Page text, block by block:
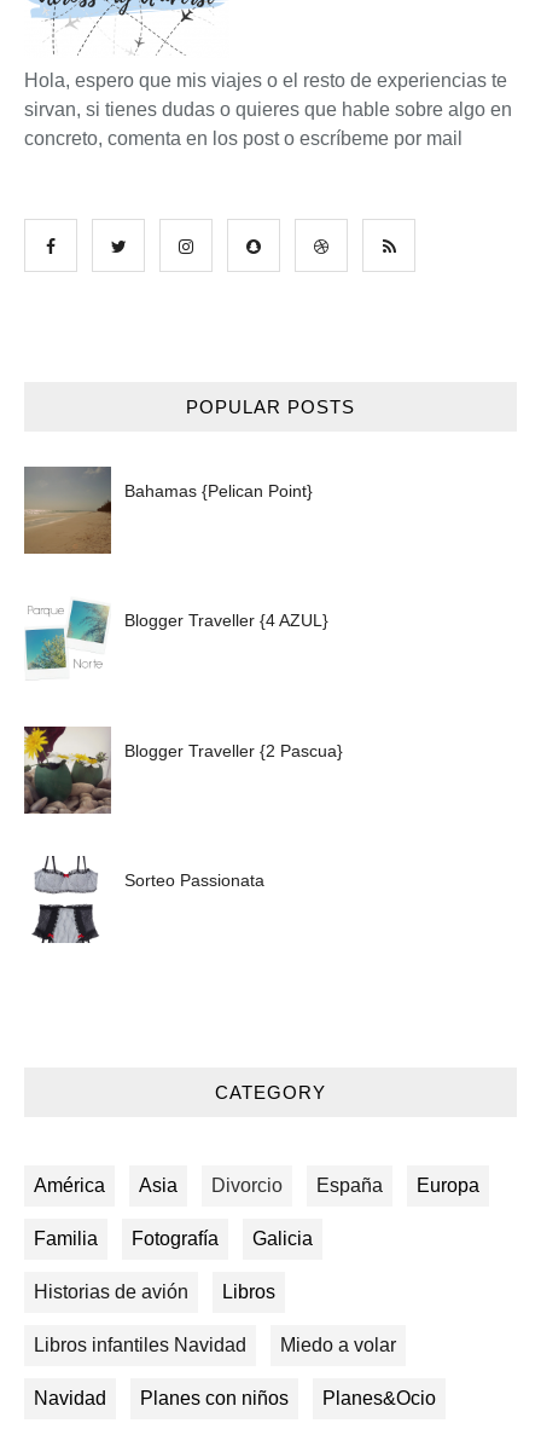
Hola, espero que mis viajes o el resto de experiencias te
sirvan, si tienes dudas o quieres que hable sobre algo en
concreto, comenta en los post o escríbeme por mail
POPULAR POSTS
Bahamas {Pelican Point}
Blogger Traveller {4 AZUL}
Blogger Traveller {2 Pascua}
Sorteo Passionata
CATEGORY
América Asia Divorcio España Europa
Familia Fotografía Galicia
Historias de avión Libros
Libros infantiles Navidad Miedo a volar
Navidad Planes con niños Planes&Ocio